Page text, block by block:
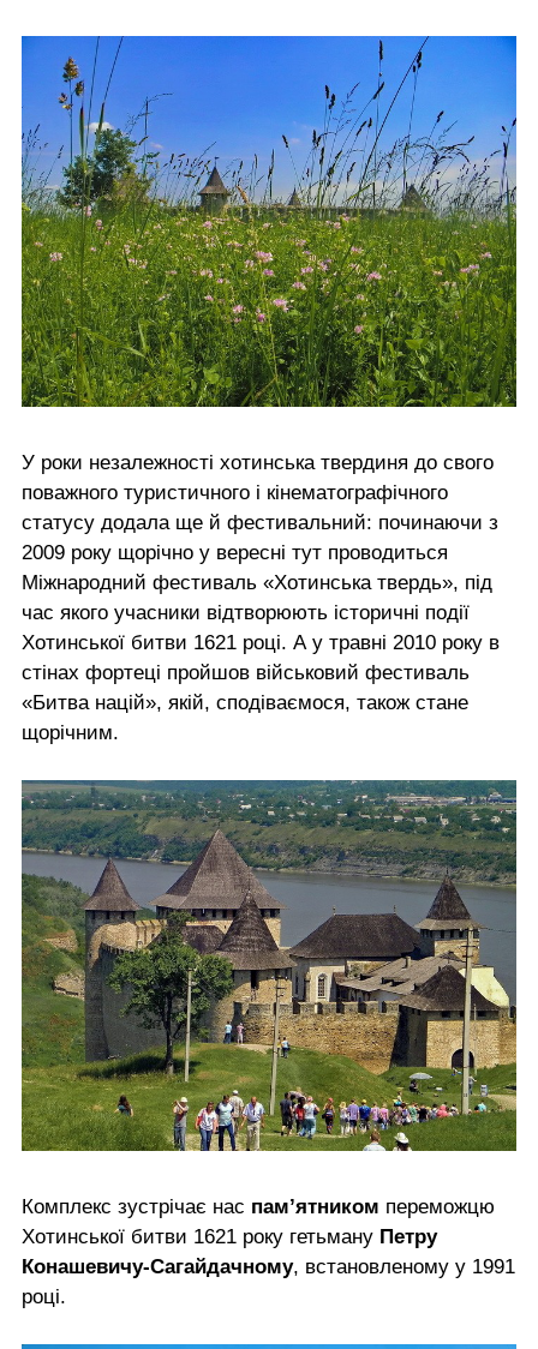
У роки незалежності хотинська твердиня до свого
поважного туристичного і кінематографічного
статусу додала ще й фестивальний: починаючи з
2009 року щорічно у вересні тут проводиться
Міжнародний фестиваль «Хотинська твердь», під
час якого учасники відтворюють історичні події
Хотинської битви 1621 році. А у травні 2010 року в
стінах фортеці пройшов військовий фестиваль
«Битва націй», якій, сподіваємося, також стане
щорічним.
Комплекс зустрічає нас пам’ятником переможцю
Хотинської битви 1621 року гетьману Петру
Конашевичу-Сагайдачному, встановленому у 1991
році.